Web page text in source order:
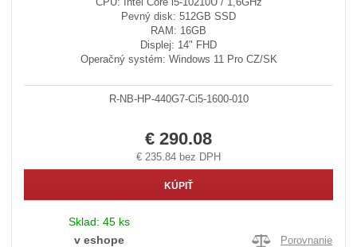
Pevný disk: 512GB SSD
RAM: 16GB
Displej: 14" FHD
Operačný systém: Windows 11 Pro CZ/SK
R-NB-HP-440G7-Ci5-1600-010
€ 290.08
€ 235.84 bez DPH
KÚPIŤ
Sklad: 45 ks
v eshope
Porovnanie